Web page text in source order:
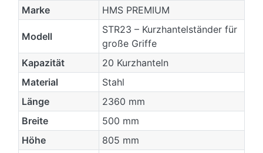
Marke
HMS PREMIUM
Modell
STR23 – Kurzhantelständer für
große Griffe
Kapazität
20 Kurzhanteln
Material
Stahl
Länge
2360 mm
Breite
500 mm
Höhe
805 mm